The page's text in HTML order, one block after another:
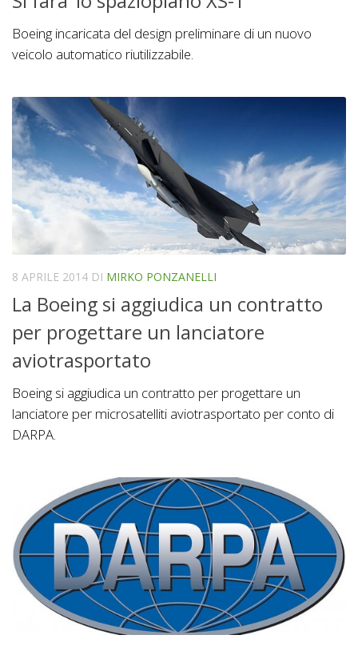
Boeing incaricata del design preliminare di un nuovo
veicolo automatico riutilizzabile.
8 APRILE 2014 DI MIRKO PONZANELLI
La Boeing si aggiudica un contratto
per progettare un lanciatore
aviotrasportato
Boeing si aggiudica un contratto per progettare un
lanciatore per microsatelliti aviotrasportato per conto di
DARPA.